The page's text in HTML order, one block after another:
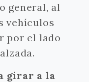
general, al
vehículos
por el lado
girar a la